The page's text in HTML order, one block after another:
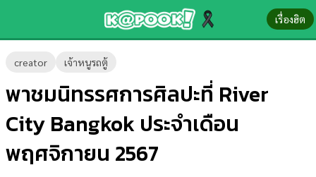
เรื่องฮิต
creator เจ้าหนูรถตู้
พาชมนิทรรศการศิลปะที่ River
City Bangkok ประจำเดือน
พฤศจิกายน 2567
ข่าว-
ความ
รู้
ข่าว
ข่าว